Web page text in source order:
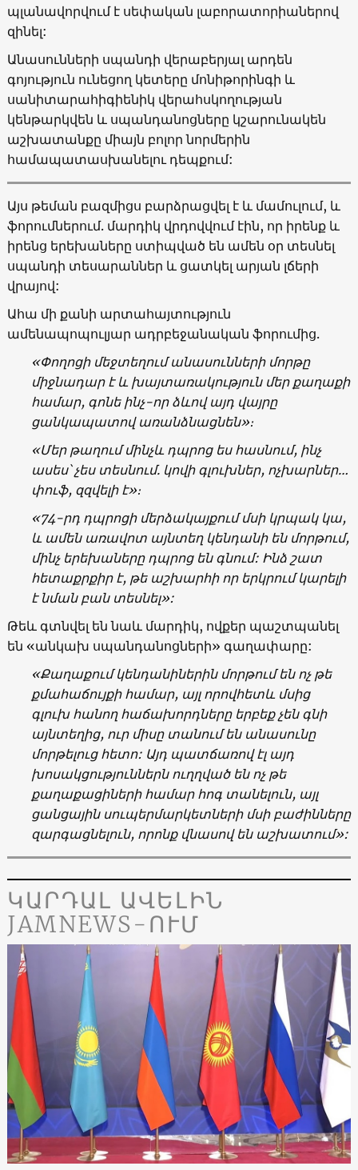
պլանավորվում է սեփական լաբորատորիաներով
զինել:
Անասունների սպանդի վերաբերյալ արդեն
գոյություն ունեցող կետերը մոնիթորինգի և
սանիտարահիգիենիկ վերահսկողության
կենթարկվեն և սպանդանոցները կշարունակեն
աշխատանքը միայն բոլոր նորմերին
համապատասխանելու դեպքում:
Այս թեման բազմիցս բարձրացվել է և մամուլում, և
ֆորումներում. մարդիկ վրդովվում էին, որ իրենք և
իրենց երեխաները ստիպված են ամեն օր տեսնել
սպանդի տեսարաններ և ցատկել արյան լճերի
վրայով:
Ահա մի քանի արտահայտություն
ամենապոպուլյար ադրբեջանական ֆորումից.
«Փողոցի մեջտեղում անասունների մորթը
միջնադար է և խայտառակություն մեր քաղաքի
համար, գոնե ինչ-որ ձևով այդ վայրը
ցանկապատով առանձնացնեն»։
«Մեր թաղում մինչև դպրոց ես հասնում, ինչ
ասես՝ չես տեսնում. կովի գլուխներ, ոչխարներ…
փուֆ, զզվելի է»։
«74-րդ դպրոցի մերձակայքում մսի կրպակ կա,
և ամեն առավոտ այնտեղ կենդանի են մորթում,
մինչ երեխաները դպրոց են գնում: Ինձ շատ
հետաքրքիր է, թե աշխարհի որ երկրում կարելի
է նման բան տեսնել»:
Թեև գտնվել են նաև մարդիկ, ովքեր պաշտպանել
են «անկախ սպանդանոցների» գաղափարը:
«Քաղաքում կենդանիներին մորթում են ոչ թե
քմահաճույքի համար, այլ որովհետև մսից
գլուխ հանող հաճախորդները երբեք չեն գնի
այնտեղից, ուր միսը տանում են անասունը
մորթելուց հետո: Այդ պատճառով էլ այդ
խոսակցություններն ուղղված են ոչ թե
քաղաքացիների համար հոգ տանելուն, այլ
ցանցային սուպերմարկետների մսի բաժինները
զարգացնելուն, որոնք վնասով են աշխատում»:
ԿԱՐԴԱԼ ԱՎԵԼԻՆ
JAMNEWS-ՈՒՄ